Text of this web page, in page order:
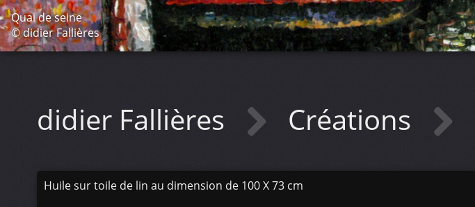
Quai de seine
© didier Fallières
didier Fallières Créations
Huile sur toile de lin au dimension de 100 X 73 cm